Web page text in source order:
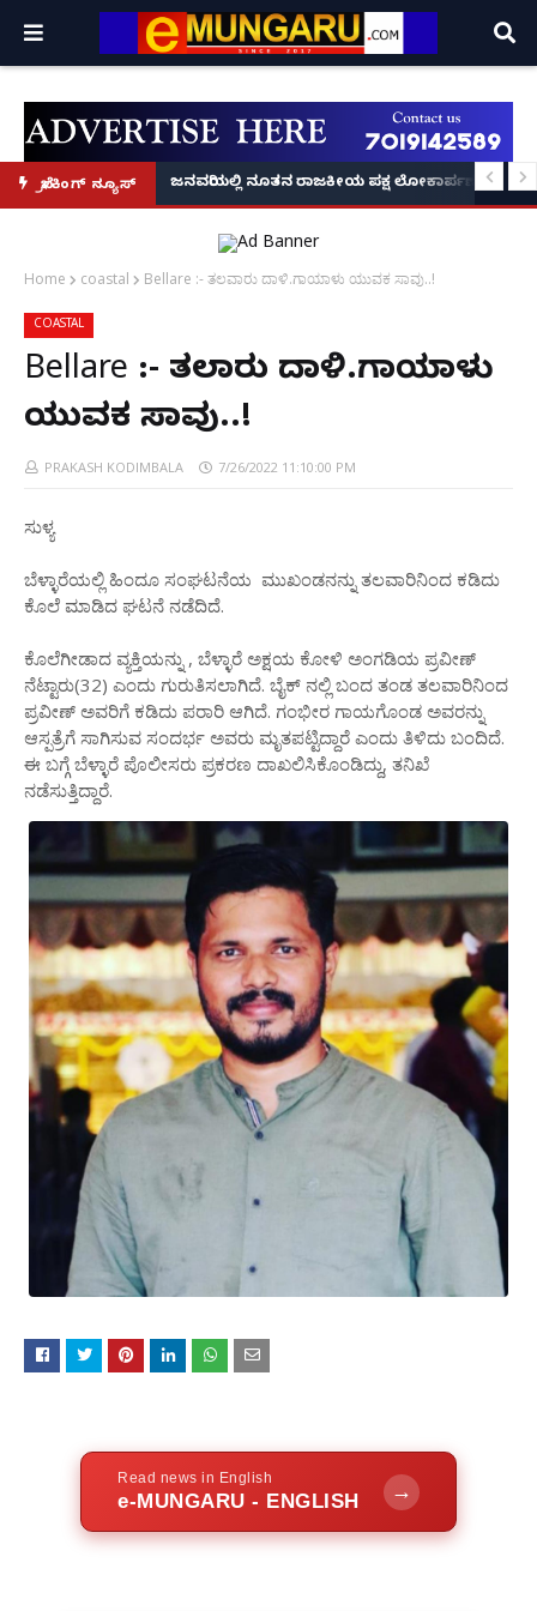
ಬ್ರೇಕಿಂಗ್ ನ್ಯೂಸ್
ಕಥೆ!
8 ಅಡಿಗೂ ಹೆಚ್ಚು ಉದ್ದದ ಕೂದಲು ಬೆಳೆಸಿ ಗಿನ್ನಿಸ್ ವಿಶ್ವ ದಾಖಲೆ ಬರೆದ ಭಾರತದ ರೇಣು
ಜನವರಿಯಲ್ಲಿ ನೂತನ ರಾಜಕೀಯ ಪಕ್ಷ ಲೋಕಾರ್ಪಣೆ – ನಟ
Home coastal Bellare :- ತಲವಾರು ದಾಳಿ.ಗಾಯಾಳು ಯುವಕ ಸಾವು..!
COASTAL
Bellare :- ತಲವಾರು ದಾಳಿ.ಗಾಯಾಳು
ಯುವಕ ಸಾವು..!
PRAKASH KODIMBALA 7/26/2022 11:10:00 PM
ಸುಳ್ಯ
ಬೆಳ್ಳಾರೆಯಲ್ಲಿ ಹಿಂದೂ ಸಂಘಟನೆಯ ಮುಖಂಡನನ್ನು ತಲವಾರಿನಿಂದ ಕಡಿದು
ಕೊಲೆ ಮಾಡಿದ ಘಟನೆ ನಡೆದಿದೆ.‌
ಕೊಲೆಗೀಡಾದ ವ್ಯಕ್ತಿಯನ್ನು , ಬೆಳ್ಳಾರೆ ಅಕ್ಷಯ ಕೋಳಿ ಅಂಗಡಿಯ ಪ್ರವೀಣ್
ನೆಟ್ಟಾರು(32) ಎಂದು ಗುರುತಿಸಲಾಗಿದೆ. ಬೈಕ್ ನಲ್ಲಿ ಬಂದ ತಂಡ ತಲವಾರಿನಿಂದ
ಪ್ರವೀಣ್ ಅವರಿಗೆ ಕಡಿದು ಪರಾರಿ ಆಗಿದೆ. ಗಂಭೀರ ಗಾಯಗೊಂಡ ಅವರನ್ನು
ಆಸ್ಪತ್ರೆಗೆ ಸಾಗಿಸುವ ಸಂದರ್ಭ ಅವರು ಮೃತಪಟ್ಟಿದ್ದಾರೆ ಎಂದು ತಿಳಿದು ಬಂದಿದೆ.
ಈ ಬಗ್ಗೆ ಬೆಳ್ಳಾರೆ ಪೊಲೀಸರು ಪ್ರಕರಣ ದಾಖಲಿಸಿಕೊಂಡಿದ್ದು, ತನಿಖೆ
ನಡೆಸುತ್ತಿದ್ದಾರೆ.
Read news in English
e-MUNGARU - ENGLISH →